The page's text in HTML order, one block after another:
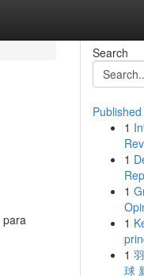
para
Search
1
1
1
1
1
球